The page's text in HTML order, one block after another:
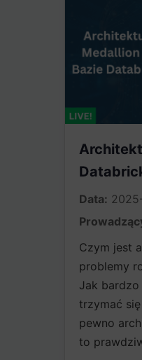
Data:
Czym jest
problemy
Jak
trzymać
pewno
to